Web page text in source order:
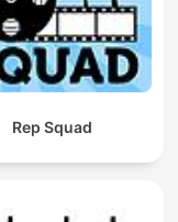
Rep Squad